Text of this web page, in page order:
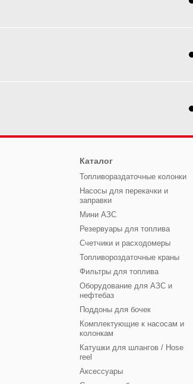
Каталог
Топливораздаточные колонки
Насосы для перекачки и
заправки
Мини АЗС
Резервуары для топлива
Счетчики и расходомеры
Топливороздаточные краны
Фильтры для топлива
Оборудование для АЗС и
нефтебаз
Поддоны для бочек
Комплектующие к насосам и
колонкам
Катушки для шлангов / Hose
reel
Аксессуары